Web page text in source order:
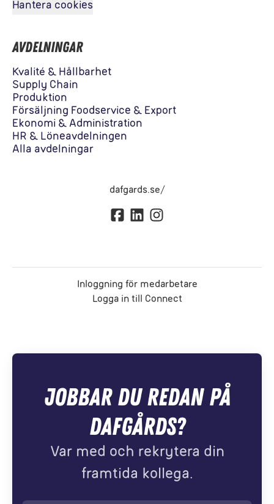
Hantera cookies
Avdelningar
Kvalité & Hållbarhet
Supply Chain
Produktion
Försäljning Foodservice & Export
Ekonomi & Administration
HR & Löneavdelningen
Alla avdelningar
dafgards.se/
Inloggning för medarbetare
Logga in till Connect
Jobbar du redan på
Dafgårds?
Var med och rekrytera din
framtida kollega.